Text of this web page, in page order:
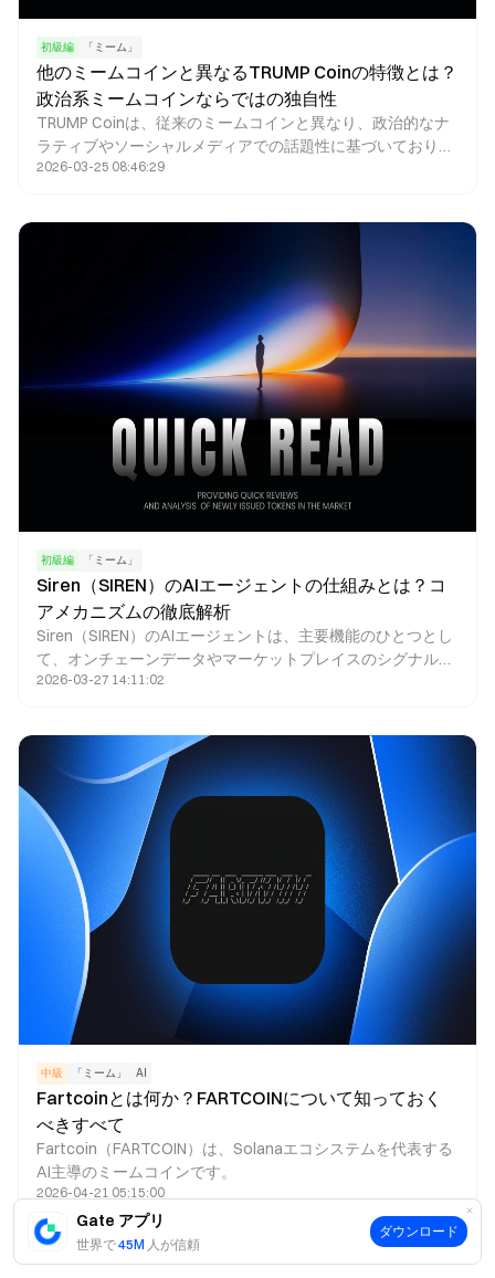
Gate アプリ
世界で45M 人が信頼
ダウンロード
初級編 「ミーム」
他のミームコインと異なるTRUMP Coinの特徴とは？
政治系ミームコインならではの独自性
TRUMP Coinは、従来のミームコインと異なり、政治的なナ
ラティブやソーシャルメディアでの話題性に基づいており、
その価値は主に大衆の関心や市場心理によって決定されま
2026-03-25 08:46:29
初級編 「ミーム」
Siren（SIREN）のAIエージェントの仕組みとは？コ
アメカニズムの徹底解析
Siren（SIREN）のAIエージェントは、主要機能のひとつとし
て、オンチェーンデータやマーケットプレイスのシグナルを
分析し、相場分析やDeFiの操作支援を提供します。暗号資産
ージェントは、自動化されたデータ処理と戦略的分析を駆使
し、ユーザーとオンチェーンエコシステムをつなぐ重要な役
割を果たします。
2026-03-27 14:11:02
中級 「ミーム」 AI
Fartcoinとは何か？FARTCOINについて知っておく
べきすべて
Fartcoin（FARTCOIN）は、Solanaエコシステムを代表する
AI主導のミームコインです。
2026-04-21 05:15:00